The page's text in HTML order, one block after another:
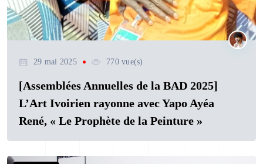
29 mai 2025 770 vue(s)
[Assemblées Annuelles de la BAD 2025]
L’Art Ivoirien rayonne avec Yapo Ayéa
René, « Le Prophète de la Peinture »